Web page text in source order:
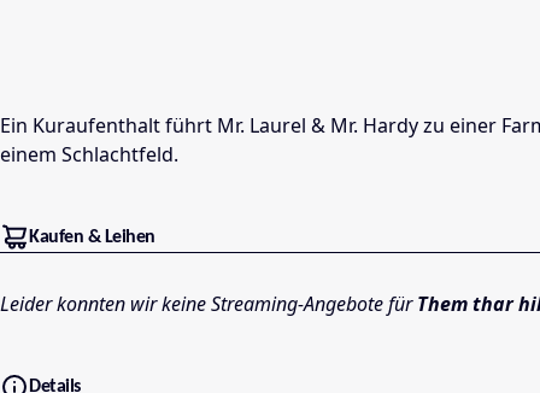
Ein Kuraufenthalt führt Mr. Laurel & Mr. Hardy zu einer
einem Schlachtfeld.
Kaufen & Leihen
Leider konnten wir keine Streaming-Angebote fürThem thar
Details